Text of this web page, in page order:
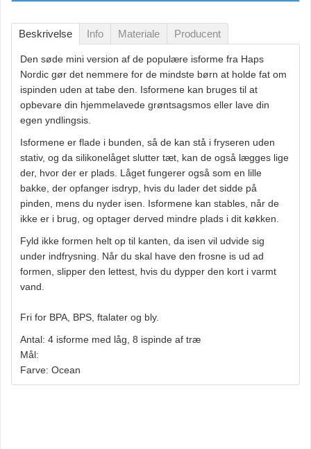
Beskrivelse Info Materiale Producent
Den søde mini version af de populære isforme fra Haps
Nordic gør det nemmere for de mindste børn at holde fat om
ispinden uden at tabe den. Isformene kan bruges til at
opbevare din hjemmelavede grøntsagsmos eller lave din
egen yndlingsis.
Isformene er flade i bunden, så de kan stå i fryseren uden
stativ, og da silikonelåget slutter tæt, kan de også lægges lige
der, hvor der er plads. Låget fungerer også som en lille
bakke, der opfanger isdryp, hvis du lader det sidde på
pinden, mens du nyder isen. Isformene kan stables, når de
ikke er i brug, og optager derved mindre plads i dit køkken.
Fyld ikke formen helt op til kanten, da isen vil udvide sig
under indfrysning. Når du skal have den frosne is ud ad
formen, slipper den lettest, hvis du dypper den kort i varmt
vand.
Fri for BPA, BPS, ftalater og bly.
Antal: 4 isforme med låg, 8 ispinde af træ
Mål:
Farve: Ocean